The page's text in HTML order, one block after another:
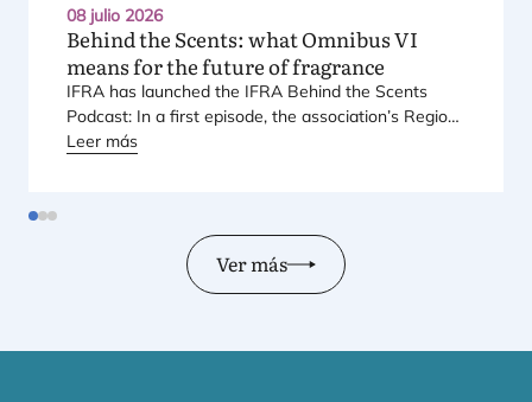
08 julio 2026
Behind the Scents: what OmnibusVI
means for the future of fragrance
IFRA has laun­ched the IFRA Behind the Scents
Pod­cast: In a first epi­so­de, the asso­cia­tio­n’s Regio­
nal Direc­tor for Euro­pe explains Euro­pe’s land­mark
Leer más
Ver más